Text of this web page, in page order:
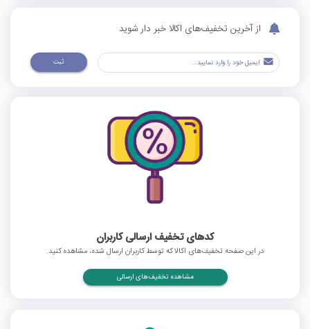
از آخرین تخفیف‌های اکالا خبر دار شوید
ثبت
کدهای تخفیف ارسالی کاربران
در این صفحه تخفیف‌های اکالا که توسط کاربران ارسال شده، مشاهده کنید.
مشاهده تخفیف‌های ارسالی